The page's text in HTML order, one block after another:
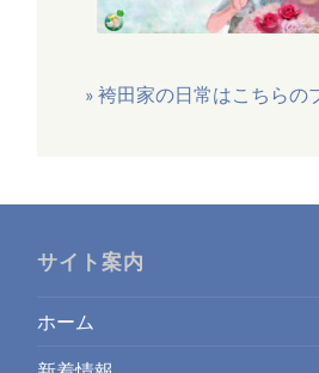
» 袴田家の日常はこちらの
サイト案内
ホーム